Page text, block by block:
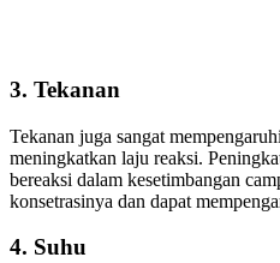
3. Tekanan
Tekanan juga sangat
meningkatkan laju reaksi.
bereaksi dalam kesetimbangan
konsetrasinya dan dapat
4. Suhu